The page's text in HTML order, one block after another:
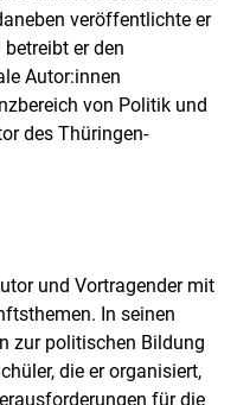
veröffentlichte er
er den
Autor:innen
von Politik und
des Thüringen-
und Vortragender mit
In seinen
zur politischen Bildung
die er organisiert,
für die